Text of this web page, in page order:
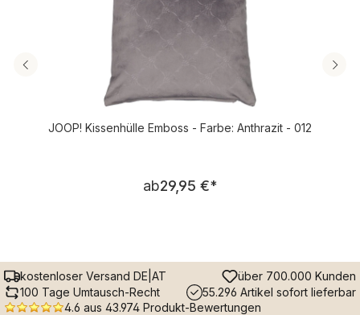
JOOP! Kissenhülle Emboss - Farbe: Anthrazit - 012
Regulärer Preis:
ab29,95 €*
kostenloser Versand DE|AT
über 700.000 Kunden
100 Tage Umtausch-Recht
55.296 Artikel sofort lieferbar
4.6 aus 43.974 Produkt-Bewertungen